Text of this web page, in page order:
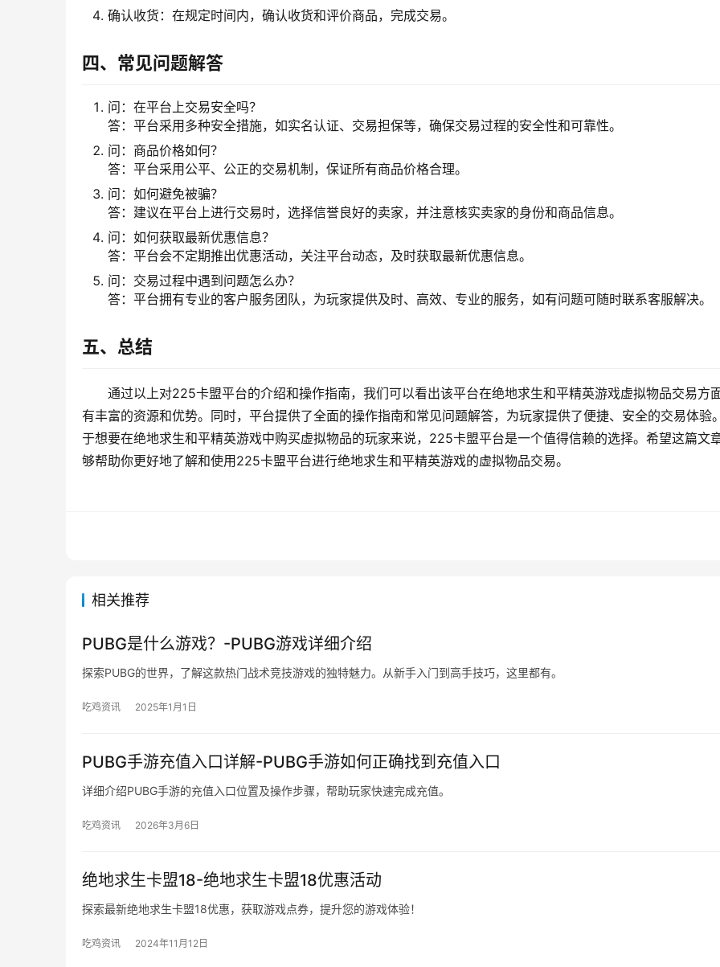
确认收货：在规定时间内，确认收货和评价商品，完成交易。
四、常见问题解答
问：在平台上交易安全吗？
答：平台采用多种安全措施，如实名认证、交易担保等，确保交易过程的安全性和可靠性。
问：商品价格如何？
答：平台采用公平、公正的交易机制，保证所有商品价格合理。
问：如何避免被骗？
答：建议在平台上进行交易时，选择信誉良好的卖家，并注意核实卖家的身份和商品信息。
问：如何获取最新优惠信息？
答：平台会不定期推出优惠活动，关注平台动态，及时获取最新优惠信息。
问：交易过程中遇到问题怎么办？
答：平台拥有专业的客户服务团队，为玩家提供及时、高效、专业的服务，如有问题可随时联系客服解决。
五、总结
通过以上对225卡盟平台的介绍和操作指南，我们可以看出该平台在绝地求生和平精英游戏虚拟物品交易方
有丰富的资源和优势。同时，平台提供了全面的操作指南和常见问题解答，为玩家提供了便捷、安全的交易体验
于想要在绝地求生和平精英游戏中购买虚拟物品的玩家来说，225卡盟平台是一个值得信赖的选择。希望这篇文
够帮助你更好地了解和使用225卡盟平台进行绝地求生和平精英游戏的虚拟物品交易。
相关推荐
PUBG是什么游戏？-PUBG游戏详细介绍
探索PUBG的世界，了解这款热门战术竞技游戏的独特魅力。从新手入门到高手技巧，这里都有。
吃鸡资讯 2025年1月1日
PUBG手游充值入口详解-PUBG手游如何正确找到充值入口
详细介绍PUBG手游的充值入口位置及操作步骤，帮助玩家快速完成充值。
吃鸡资讯 2026年3月6日
绝地求生卡盟18-绝地求生卡盟18优惠活动
探索最新绝地求生卡盟18优惠，获取游戏点券，提升您的游戏体验！
吃鸡资讯 2024年11月12日